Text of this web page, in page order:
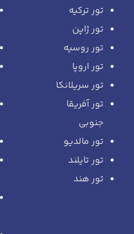
تور ترکیه
تور ژاپن
تور روسیه
تور اروپا
تور سریلانکا
تور آفریقا
جنوبی
تور مالدیو
تور تایلند
تور هند